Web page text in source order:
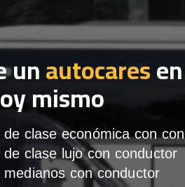
unautocares
mismo
clase económica con
clase lujo con conductor
con conductor